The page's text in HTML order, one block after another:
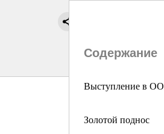
Содержание
Выступление в
Золотой поднос